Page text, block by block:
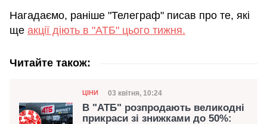
Нагадаємо, раніше "Телеграф" писав про те, які
ще акції діють в "АТБ" цього тижня.
Читайте також:
Категорія
ЦІНИ Дата публікації
03 квітня, 10:24
В "АТБ" розпродають великодні
прикраси зі знижками до 50%: